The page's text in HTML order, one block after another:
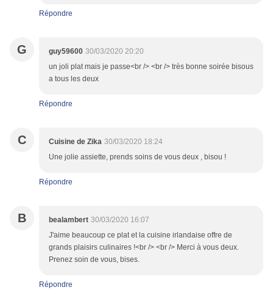
Répondre
G guy59600 30/03/2020 20:20
un joli plat mais je passe<br /> <br /> très bonne soirée bisous
a tous les deux
Répondre
C Cuisine de Zika 30/03/2020 18:24
Une jolie assiette, prends soins de vous deux , bisou !
Répondre
B bealambert 30/03/2020 16:07
J'aime beaucoup ce plat et la cuisine irlandaise offre de
grands plaisirs culinaires !<br /> <br /> Merci à vous deux.
Prenez soin de vous, bises.
Répondre